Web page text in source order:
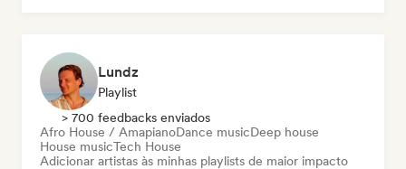
Lundz
Playlist
> 700 feedbacks enviados
Afro House / AmapianoDance musicDeep house
House musicTech House
Adicionar artistas às minhas playlists de maior impacto